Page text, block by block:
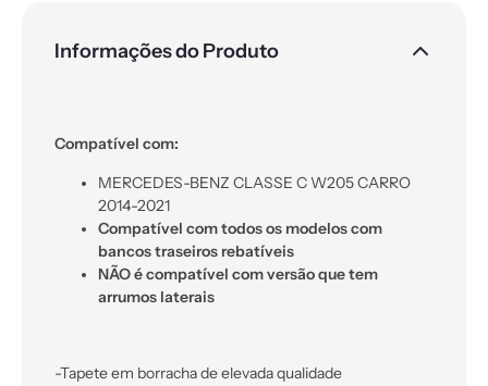
Informações do Produto
Compatível com:
MERCEDES-BENZ CLASSE C W205 CARRO
2014-2021
Compatível com todos os modelos com
bancos traseiros rebatíveis
NÃO é compatível com versão que tem
arrumos laterais
-Tapete em borracha de elevada qualidade